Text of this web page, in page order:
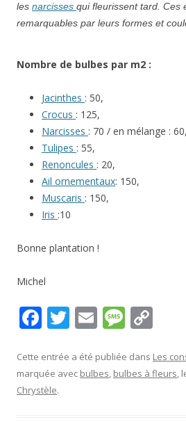
les narcisses qui fleurissent tard. Ces
remarquables par leurs formes et
Nombre de bulbes par m2 :
Jacinthes : 50,
Crocus : 125,
Narcisses : 70 / en mélange : 60,
Tulipes : 55,
Renoncules : 20,
Ail ornementaux: 150,
Muscaris : 150,
Iris :10
Bonne plantation !
Michel
F
e
b
T
itt
er
E
ai
l
M
ss
a
p
y
Cette entrée a été publiée dans Les
marquée avec bulbes, bulbes à fleurs,
Chrystèle.